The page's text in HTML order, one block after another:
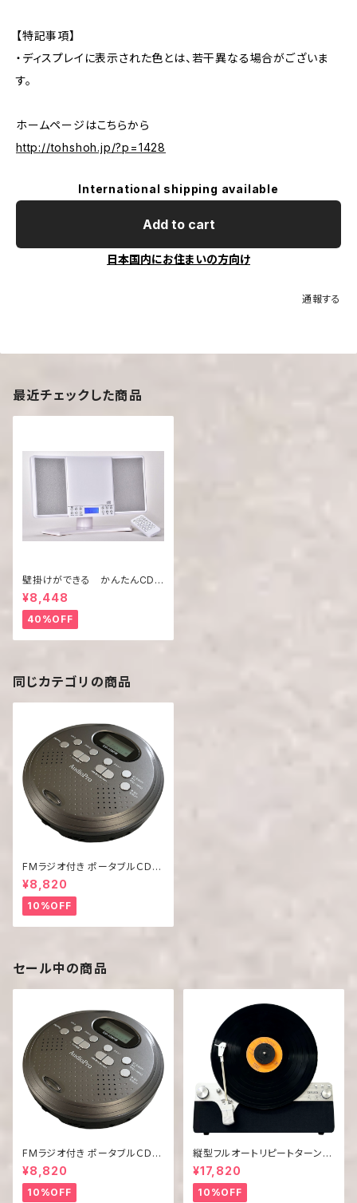
【特記事項】
・ディスプレイに表示された色とは、若干異なる場合がございま
す。
ホームページはこちらから
http://tohshoh.jp/?p=1428
International shipping available
Add to cart
日本国内にお住まいの方向け
通報する
最近チェックした商品
壁掛けができる かんたんCDコ
ンポ WM-2760BTW / BTS
¥8,448
40%OFF
同じカテゴリの商品
FMラジオ付き ポータブルＣＤプ
レーヤー CD-139FM
¥8,820
10%OFF
セール中の商品
FMラジオ付き ポータブルＣＤプ
レーヤー CD-139FM
¥8,820
10%OFF
縦型フルオートリピートターンテ
ーブル「GAA4-FRT0002」
¥17,820
10%OFF